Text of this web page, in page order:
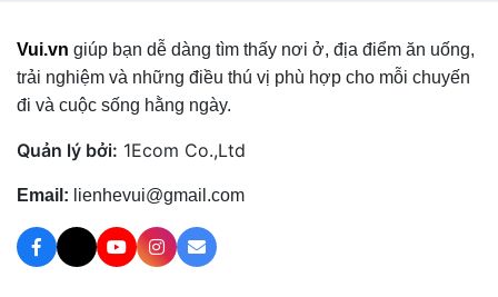
Vui.vn giúp bạn dễ dàng tìm thấy nơi ở, địa điểm ăn uống,
trải nghiệm và những điều thú vị phù hợp cho mỗi chuyến
đi và cuộc sống hằng ngày.
Quản lý bởi: 1Ecom Co.,Ltd
Email: lienhevui@gmail.com